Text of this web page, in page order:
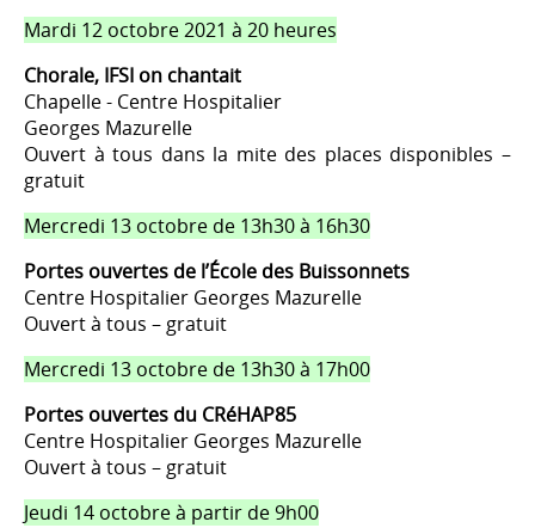
Mardi 12 octobre 2021 à 20 heures
Chorale, IFSI on chantait
Chapelle - Centre Hospitalier
Georges Mazurelle
Ouvert à tous dans la mite des places disponibles –
gratuit
Mercredi 13 octobre de 13h30 à 16h30
Portes ouvertes de l’École des Buissonnets
Centre Hospitalier Georges Mazurelle
Ouvert à tous – gratuit
Mercredi 13 octobre de 13h30 à 17h00
Portes ouvertes du CRéHAP85
Centre Hospitalier Georges Mazurelle
Ouvert à tous – gratuit
Jeudi 14 octobre à partir de 9h00